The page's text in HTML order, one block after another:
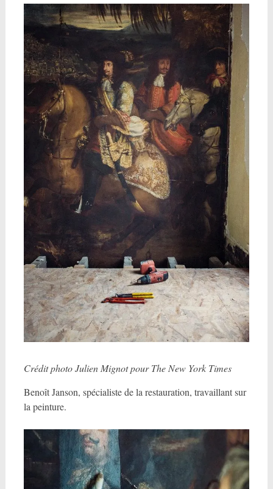
Crédit photo Julien Mignot pour The New York Times
Benoît Janson, spécialiste de la restauration, travaillant sur
la peinture.